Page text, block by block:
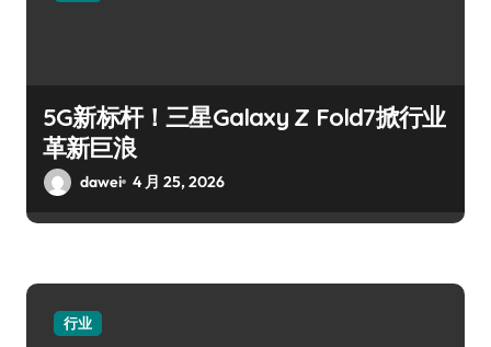
5G新标杆！三星Galaxy Z Fold7掀行业
革新巨浪
dawei 4 月 25, 2026
行业